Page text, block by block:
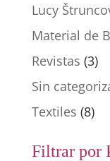
Lucy
Material de
Revistas (3)
Sin
Textiles (8)
Filtrar por